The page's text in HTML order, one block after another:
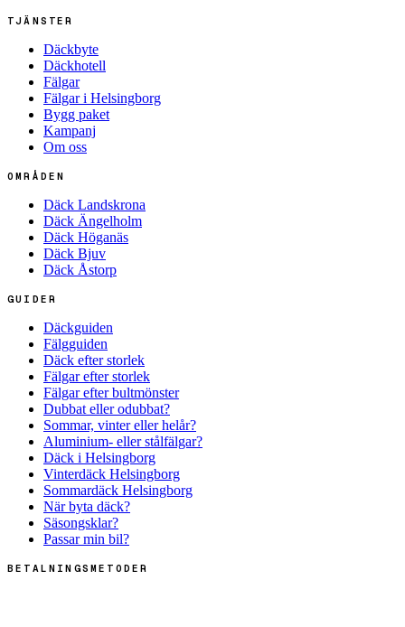
TJÄNSTER
Däckbyte
Däckhotell
Fälgar
Fälgar i Helsingborg
Bygg paket
Kampanj
Om oss
OMRÅDEN
Däck Landskrona
Däck Ängelholm
Däck Höganäs
Däck Bjuv
Däck Åstorp
GUIDER
Däckguiden
Fälgguiden
Däck efter storlek
Fälgar efter storlek
Fälgar efter bultmönster
Dubbat eller odubbat?
Sommar, vinter eller helår?
Aluminium- eller stålfälgar?
Däck i Helsingborg
Vinterdäck Helsingborg
Sommardäck Helsingborg
När byta däck?
Säsongsklar?
Passar min bil?
BETALNINGSMETODER